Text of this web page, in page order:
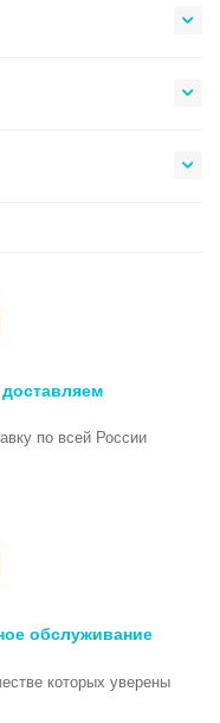
по всей России
обслуживание
которых уверены